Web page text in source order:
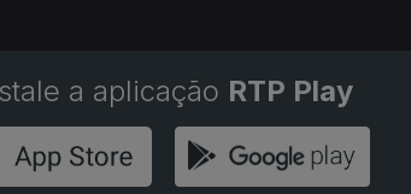
a aplicação RTP Play